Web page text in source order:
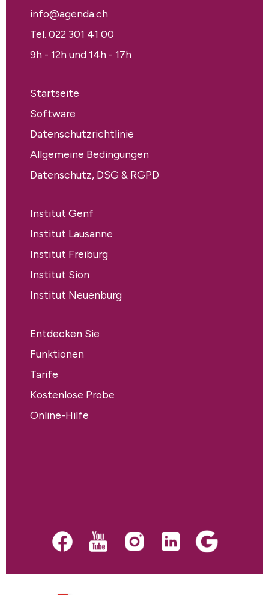
info@agenda.ch
Tel. 022 301 41 00
9h - 12h und 14h - 17h
Startseite
Software
Datenschutzrichtlinie
Allgemeine Bedingungen
Datenschutz, DSG & RGPD
Institut Genf
Institut Lausanne
Institut Freiburg
Institut Sion
Institut Neuenburg
Entdecken Sie
Funktionen
Tarife
Kostenlose Probe
Online-Hilfe